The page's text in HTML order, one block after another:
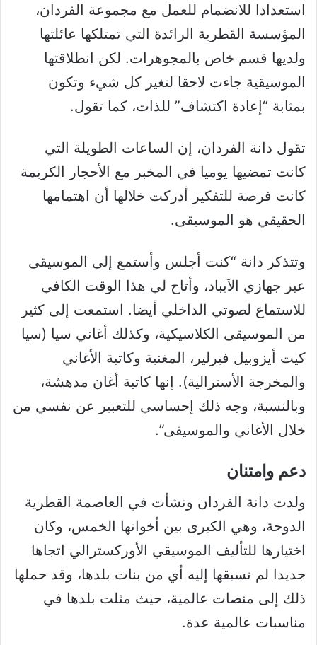
استعدادا للانضمام للعمل مع مجموعة الفردان،
المؤسسة القطرية الرائدة التي تمتلكها عائلتها
ولديها قسم خاص بالمجوهرات. لكن انطلاقتها
الموسيقية جاءت لاحقا لتغير كل شيء وتكون
بمثابة “إعادة اكتشاف” للذات، كما تقول.
تقول دانة الفردان، إن الساعات الطويلة التي
كانت تمضيها يوميا في المخبر مع الأحجار الكريمة
كانت فرصة للتفكير أدركت خلالها أن اهتمامها
الحقيقي هو الموسيقى.
وتتذكر دانة “كنت أجلس وأستمع إلى الموسيقى
عبر جهازي الآيباد، وأتاح لي هذا الوقت الكافي
للاستماع لصوتي الداخلي أيضا. استمعت إلى كثير
من الموسيقى الكلاسيكية، وكذلك أغاني سيا (سيا
كيت أيزوبيل فيرلير، المغنية وكاتبة الأغاني
والمخرجة الأسترالية). إنها كاتبة أغان مدهشة،
وبالنسبة، وجه ذلك إحساسي للتعبير عن نفسي من
خلال الأغاني والموسيقى”.
دعم وامتنان
ولدت دانة الفردان ونشأت في العاصمة القطرية
الدوحة، وهي الكبرى بين أخواتها الخمس، وكان
اختيارها للتأليف الموسيقي الأوركسترالي اتجاها
جديدا لم تسبقها إليه أي من بنات بلدها، وقد حملها
ذلك إلى منصات عالمية، حيث مثلت بلدها في
مناسبات عالمية عدة.